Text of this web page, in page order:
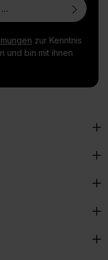
zur Kenntnis
und bin mit ihnen